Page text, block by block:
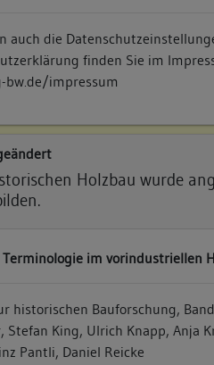
auch die
finden Sie im
impressum
Holzbau wurde
im vorindustriellen
historischen Bauforschung,
Stefan King, Ulrich Knapp, Anja
Pantli, Daniel Reicke